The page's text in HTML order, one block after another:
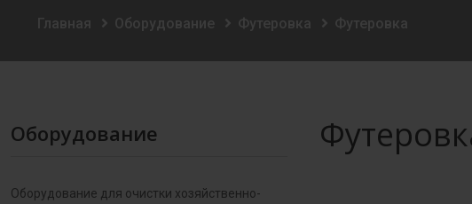
Главная Оборудование Футеровка Футеровка
Оборудование
Оборудование для очистки хозяйственно-